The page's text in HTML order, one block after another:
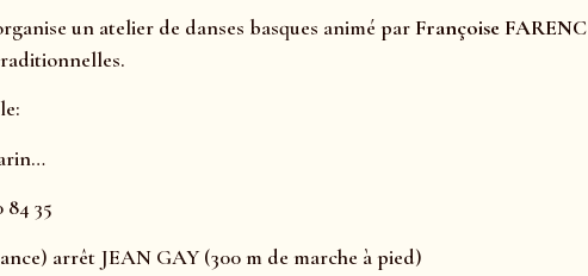
un atelier de danses basques animé par Françoise FARENC
84 35
arrêt JEAN GAY (300 m de marche à pied)